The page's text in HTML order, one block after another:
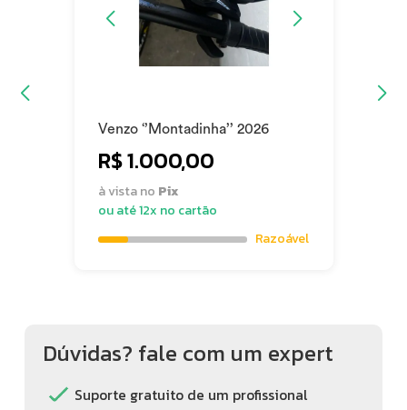
Venzo ‘’Montadinha’’ 2026
R$ 1.000,00
à vista no Pix
ou até 12x no cartão
Razoável
Dúvidas? fale com um expert
Suporte gratuito de um profissional